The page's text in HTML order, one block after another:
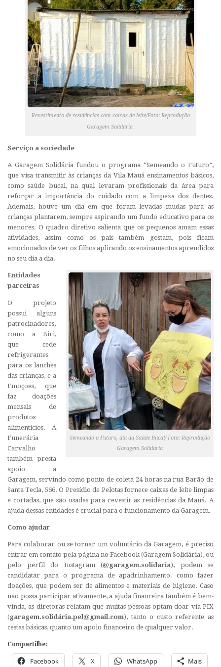
Revestimento de residências com caixas de leite/Foto: Reprodução
Garagem Solidária
Serviço a sociedade
A Garagem Solidária fundou o programa “Semeando o Futuro”,
que visa transmitir às crianças da Vila Mauá ensinamentos básicos,
como saúde bucal, na qual levaram profissionais da área para
reforçar a importância do cuidado com a limpeza dos dentes.
Ademais, houve um dia em que foram levadas mudas para as
crianças plantarem, sempre aspirando um fundo educativo para os
menores. O quadro diretivo salienta que os pequenos amam essas
atividades, assim como os pais também gostam, pois ficam
emocionados de ver os filhos aplicando os ensinamentos aprendidos
no seu dia a dia.
Semeando o Futuro, dia da Saúde Bucal/ Foto: Reprodução
Garagem Solidária
Entidades
parceiras
O projeto
possui alguns
patrocinadores,
como a Biri,
que cede
refrigerantes
para os lanches
das crianças, e a
Emoções, que
faz doações
mensais de
produtos
alimentícios. A
Funerária
Carvalho
também presta
apoio a
Garagem, servindo como ponto de coleta 24 horas na rua Barão de
Santa Tecla, 566. O Presídio de Pelotas fornece caixas de leite limpas
e cortadas, que são usadas para revestir as residências da Mauá. A
ajuda dessas entidades é crucial para o funcionamento da Garagem.
Como ajudar
Para colaborar ou se tornar um voluntário da Garagem, é preciso
entrar em contato pela página no Facebook (Garagem Solidária), ou
pelo perfil do Instagram (@garagem.solidaria), podem se
candidatar para o programa de apadrinhamento. como fazer
doações, que podem ser de alimentos e materiais de higiene. Caso
não possa participar ativamente, a ajuda financeira também é bem-
vinda, as diretoras relatam que muitas pessoas optam doar via PIX
(garagem.solidária.pel@gmail.com), tanto o custo referente as
cestas básicas, quanto um apoio financeiro de qualquer valor.
Compartilhe:
Facebook X WhatsApp Mais